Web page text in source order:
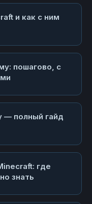
и как с ним
пошагово, с
— полный гайд
где
знать